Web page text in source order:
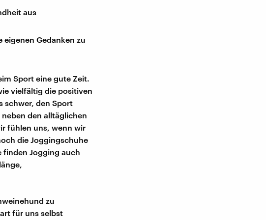
aus
Gedanken zu
Sport eine gute Zeit.
vielfältig die positiven
schwer, den Sport
den alltäglichen
fühlen uns, wenn wir
die Joggingschuhe
finden Jogging auch
zu
für uns selbst